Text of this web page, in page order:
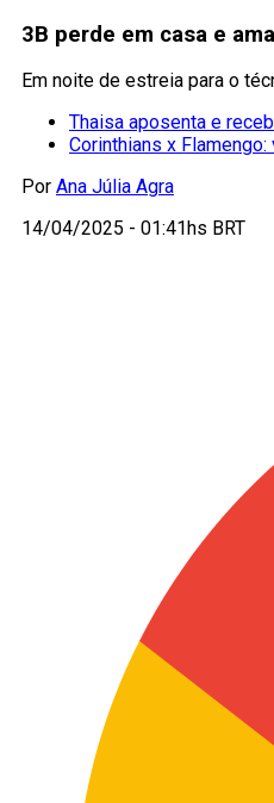
3B perde em casa e
Em noite de estreia para o
Thaisa aposenta e
Corinthians x
Por Ana Júlia Agra
14/04/2025 - 01:41hs BRT